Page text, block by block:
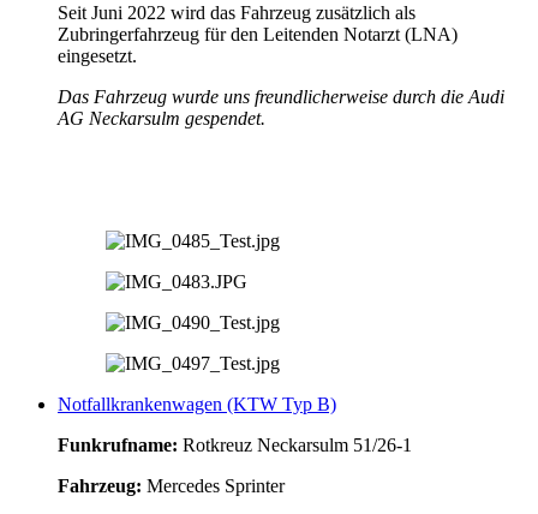
Seit Juni 2022 wird das Fahrzeug zusätzlich als
Zubringerfahrzeug für den Leitenden Notarzt (LNA)
eingesetzt.
Das Fahrzeug wurde uns freundlicherweise durch die Audi
AG Neckarsulm gespendet.
Notfallkrankenwagen (KTW Typ B)
Funkrufname: Rotkreuz Neckarsulm 51/26-1
Fahrzeug: Mercedes Sprinter